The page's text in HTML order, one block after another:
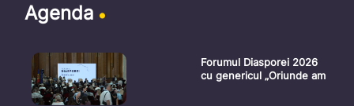
Agenda
Forumul Diasporei 2026
cu genericul „Oriunde am